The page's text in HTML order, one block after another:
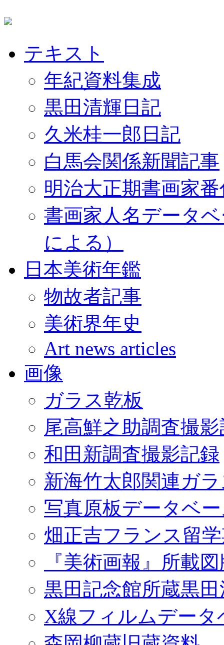
テキスト
年紀資料集成
黒田清輝日記
久米桂一郎日記
白馬会関係新聞記事
明治大正期書画家
書画家人名データ
による）
日本美術年鑑
物故者記事
美術界年史
Art news articles
画像
ガラス乾板
尾高鮮之助調査撮
和田新調査撮影記録
新海竹太郎関連ガ
写真原板データベ
畑正吉フランス留
『美術画報』所載
黒田記念館所蔵黒
X線フィルムデータ